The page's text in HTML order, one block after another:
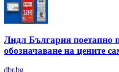
Лидл България поетапно
обозначаване на цените
dbr.bg